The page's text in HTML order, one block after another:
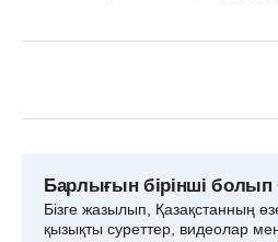
Барлығын бірінші
Бізге жазылып, Қазақстанның
қызықты суреттер, видеолар